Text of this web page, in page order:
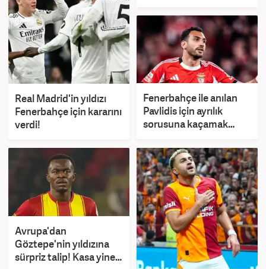
Real Madrid'in yıldızı
Fenerbahçe için kararını
verdi!
Fenerbahçe ile anılan
Pavlidis için ayrılık
sorusuna kaçamak
Avrupa'dan
Göztepe'nin yıldızına
sürpriz talip! Kasa yine